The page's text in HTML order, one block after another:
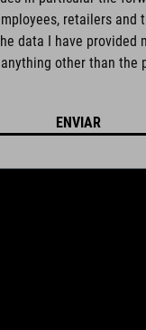
retailers and
data I have provided
other than the